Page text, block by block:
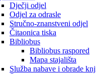
Dječji odjel
Odjel za odrasle
Stručno-znanstveni odjel
Čitaonica tiska
Bibliobus
Bibliobus raspored
Mapa stajališta
Služba nabave i obrade